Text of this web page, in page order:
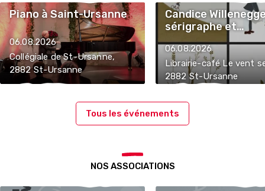
Piano à Saint-Ursanne
06.08.2026
Collégiale de St-Ursanne,
2882 St-Ursanne
Candice
sérigraphe et
illustratrice
06.08.2026
Librairie-café Le vent
2882 St-Ursanne
Tous les événements
NOS ASSOCIATIONS